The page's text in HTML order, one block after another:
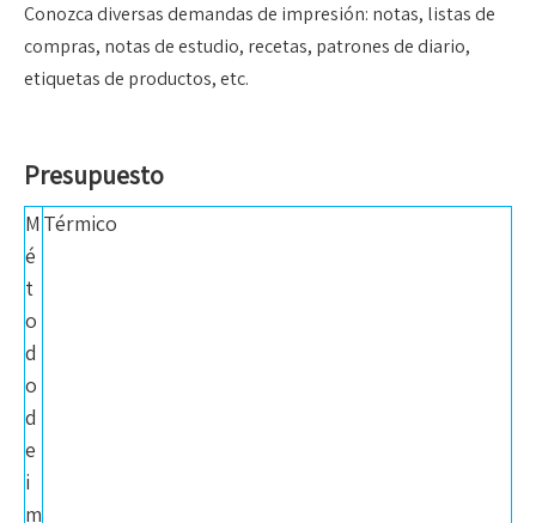
Conozca diversas demandas de impresión: notas, listas de
compras, notas de estudio, recetas, patrones de diario,
etiquetas de productos, etc.
Presupuesto
M
é
t
o
d
o
d
e
i
m
Térmico